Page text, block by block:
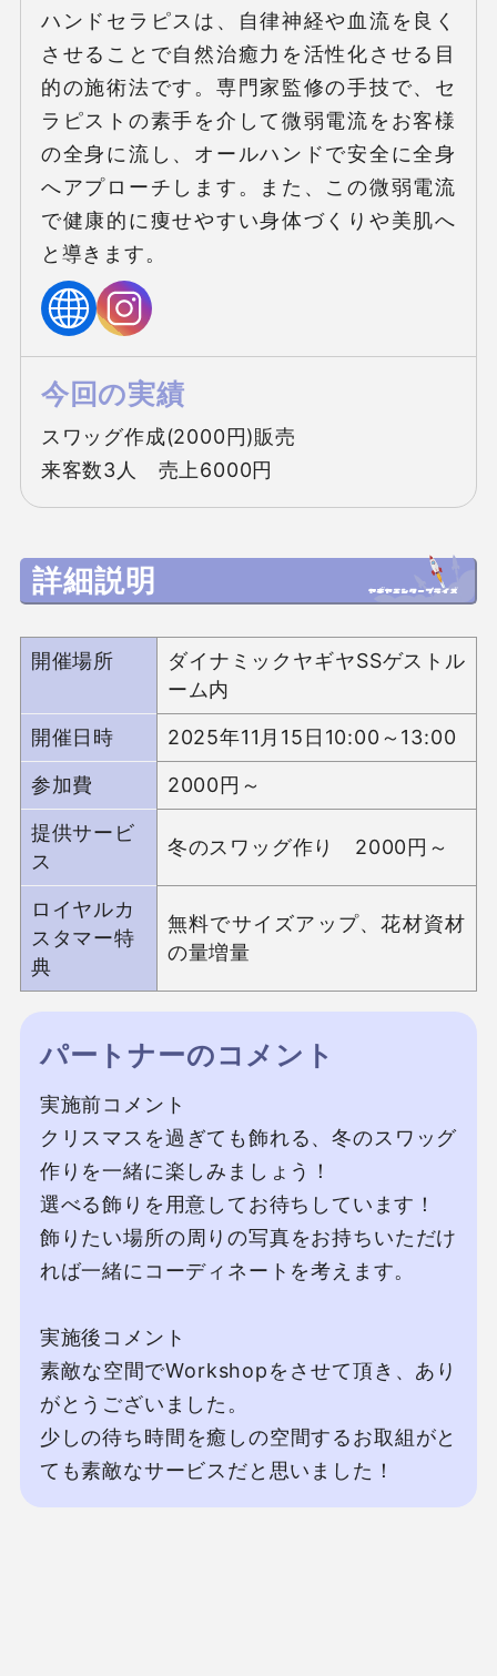
ハンドセラピスは、自律神経や血流を良く
させることで自然治癒力を活性化させる目
的の施術法です。専門家監修の手技で、セ
ラピストの素手を介して微弱電流をお客様
の全身に流し、オールハンドで安全に全身
へアプローチします。また、この微弱電流
で健康的に痩せやすい身体づくりや美肌へ
と導きます。
今回の実績
スワッグ作成(2000円)販売
来客数3人　売上6000円
詳細説明
開催場所
ダイナミックヤギヤSSゲストル
ーム内
開催日時 2025年11月15日10:00～13:00
参加費 2000円～
提供サービ
ス
冬のスワッグ作り　2000円～
ロイヤルカ
スタマー特
典
無料でサイズアップ、花材資材
の量増量
パートナーのコメント
実施前コメント
クリスマスを過ぎても飾れる、冬のスワッグ
作りを一緒に楽しみましょう！
選べる飾りを用意してお待ちしています！
飾りたい場所の周りの写真をお持ちいただけ
れば一緒にコーディネートを考えます。
実施後コメント
素敵な空間でWorkshopをさせて頂き、あり
がとうございました。
少しの待ち時間を癒しの空間するお取組がと
ても素敵なサービスだと思いました！